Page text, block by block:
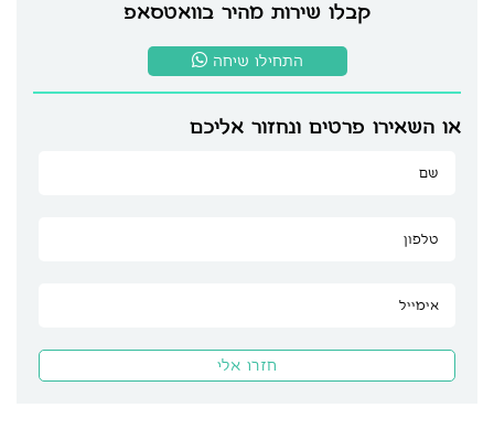
קבלו שירות מהיר בוואטסאפ
התחילו שיחה
או השאירו פרטים ונחזור אליכם